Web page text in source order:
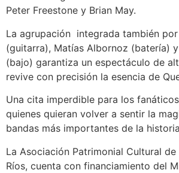
Peter Freestone y Brian May.
La agrupación integrada también
(guitarra), Matías Albornoz (batería)
(bajo) garantiza un espectáculo de
revive con precisión la esencia de
Una cita imperdible para los
quienes quieran volver a sentir la
bandas más importantes de la
La Asociación Patrimonial Cultural
Ríos, cuenta con financiamiento del